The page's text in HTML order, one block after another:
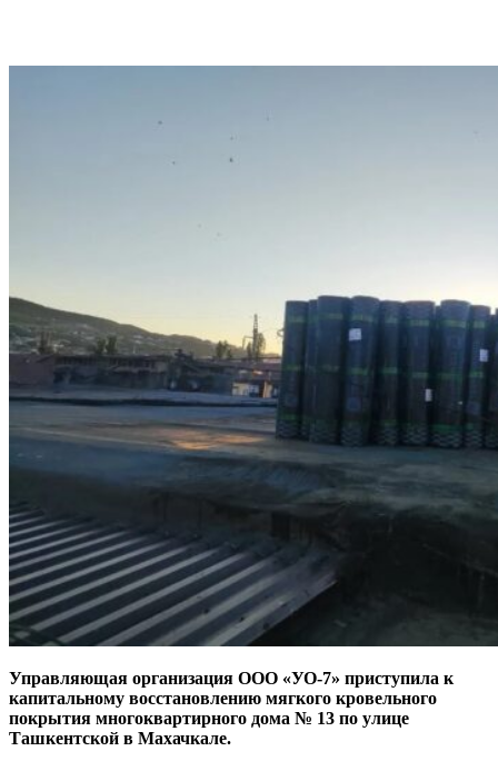
Управляющая организация ООО «УО-7» приступила к
капитальному восстановлению мягкого кровельного
покрытия многоквартирного дома № 13 по улице
Ташкентской в Махачкале.